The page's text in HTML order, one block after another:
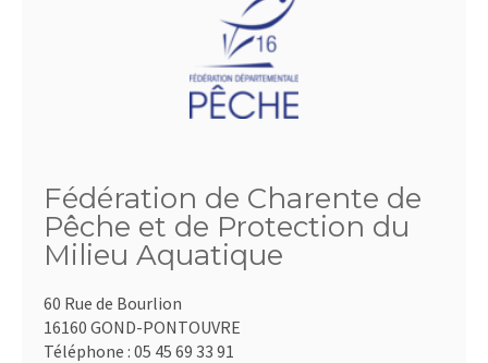
Fédération de Charente de
Pêche et de Protection du
Milieu Aquatique
60 Rue de Bourlion
16160 GOND-PONTOUVRE
Téléphone : 05 45 69 33 91